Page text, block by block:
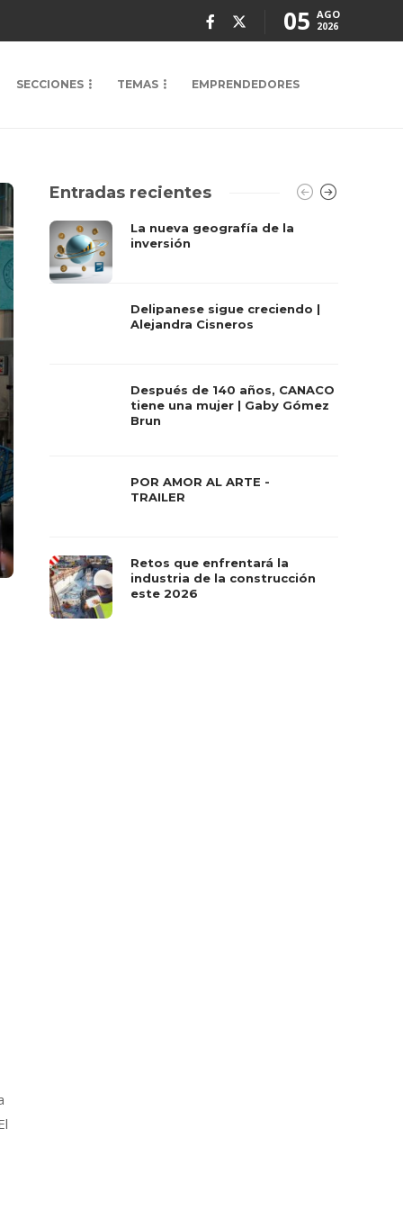
05 AGO
2026
SECCIONES TEMAS EMPRENDEDORES
Entradas recientes
La nueva geografía de la
inversión
Delipanese sigue creciendo |
Alejandra Cisneros
Después de 140 años, CANACO
tiene una mujer | Gaby Gómez
Brun
POR AMOR AL ARTE -
TRAILER
Retos que enfrentará la
industria de la construcción
este 2026